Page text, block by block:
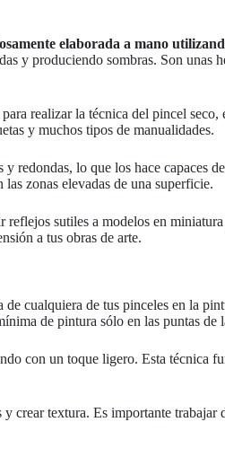
elaborada a mano
y produciendo sombras. Son
realizar la técnica del pincel
y muchos tipos de manualidades.
redondas, lo que los hace
zonas elevadas de una superficie.
reflejos sutiles a modelos en
a tus obras de arte.
cualquiera de tus pinceles en la
de pintura sólo en las puntas de
con un toque ligero. Esta técnica
crear textura. Es importante